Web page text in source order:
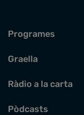
Programes
Graella
Ràdio a la carta
Pòdcasts